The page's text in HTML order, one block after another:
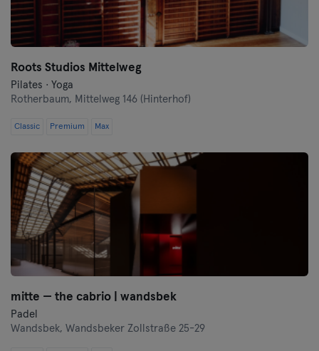
Roots Studios Mittelweg
Pilates · Yoga
Rotherbaum, Mittelweg 146 (Hinterhof)
Classic Premium Max
mitte — the cabrio | wandsbek
Padel
Wandsbek, Wandsbeker Zollstraße 25-29